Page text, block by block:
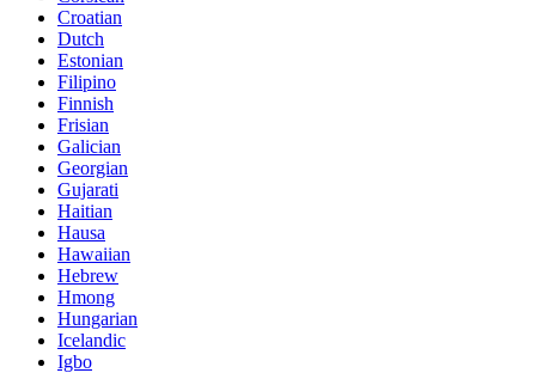
Croatian
Dutch
Estonian
Filipino
Finnish
Frisian
Galician
Georgian
Gujarati
Haitian
Hausa
Hawaiian
Hebrew
Hmong
Hungarian
Icelandic
Igbo